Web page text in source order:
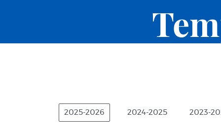
2025-2026 2024-2025 2023-